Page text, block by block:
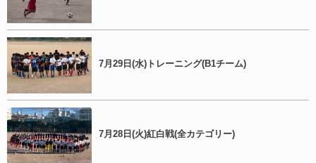
7月29日(水)トレーニング(B1チーム)
7月28日(火)紅白戦(全カテゴリー)